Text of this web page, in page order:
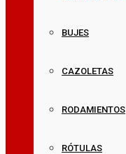
BUJES
CAZOLETAS
RODAMIENTOS
RÓTULAS